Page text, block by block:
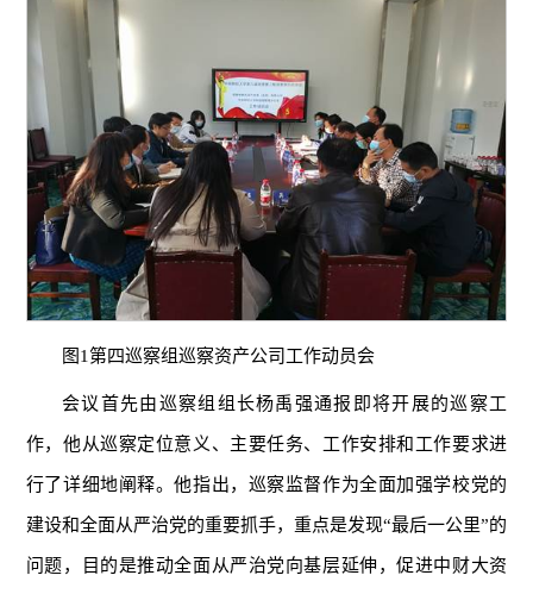
图1第四巡察组巡察资产公司工作动员会
会议首先由巡察组组长杨禹强通报即将开展的巡察工
作，他从巡察定位意义、主要任务、工作安排和工作要求进
行了详细地阐释。他指出，巡察监督作为全面加强学校党的
建设和全面从严治党的重要抓手，重点是发现“最后一公里”的
问题，目的是推动全面从严治党向基层延伸，促进中财大资